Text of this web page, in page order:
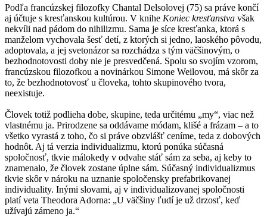
Podľa francúzskej filozofky Chantal Delsolovej (75) sa práve končí
aj účtuje s kresťanskou kultúrou. V knihe Koniec kresťanstva však
nekvíli nad pádom do nihilizmu. Sama je síce kresťanka, ktorá s
manželom vychovala šesť detí, z ktorých si jedno, laoského pôvodu,
adoptovala, a jej svetonázor sa rozchádza s tým väčšinovým, o
bezhodnotovosti doby nie je presvedčená. Spolu so svojím vzorom,
francúzskou filozofkou a novinárkou Simone Weilovou, má skôr za
to, že bezhodnotovosť u človeka, tohto skupinového tvora,
neexistuje.
Človek totiž podlieha dobe, skupine, teda určitému „my“, viac než
vlastnému ja. Prirodzene sa oddávame módam, klišé a frázam – a to
všetko vyrastá z toho, čo si práve obzvlášť ceníme, teda z dobových
hodnôt. Aj tá verzia individualizmu, ktorú ponúka súčasná
spoločnosť, tkvie málokedy v odvahe stáť sám za seba, aj keby to
znamenalo, že človek zostane úplne sám. Súčasný individualizmus
tkvie skôr v nároku na uznanie spoločensky prefabrikovanej
individuality. Inými slovami, aj v individualizovanej spoločnosti
platí veta Theodora Adorna: „U väčšiny ľudí je už drzosť, keď
užívajú zámeno ja.“